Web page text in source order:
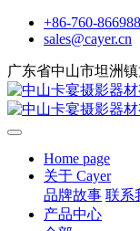
+86-760-
sales@cayer.cn
广东省中山市坦洲
Home page
关于 Cayer
品牌故事 联系
产品中心